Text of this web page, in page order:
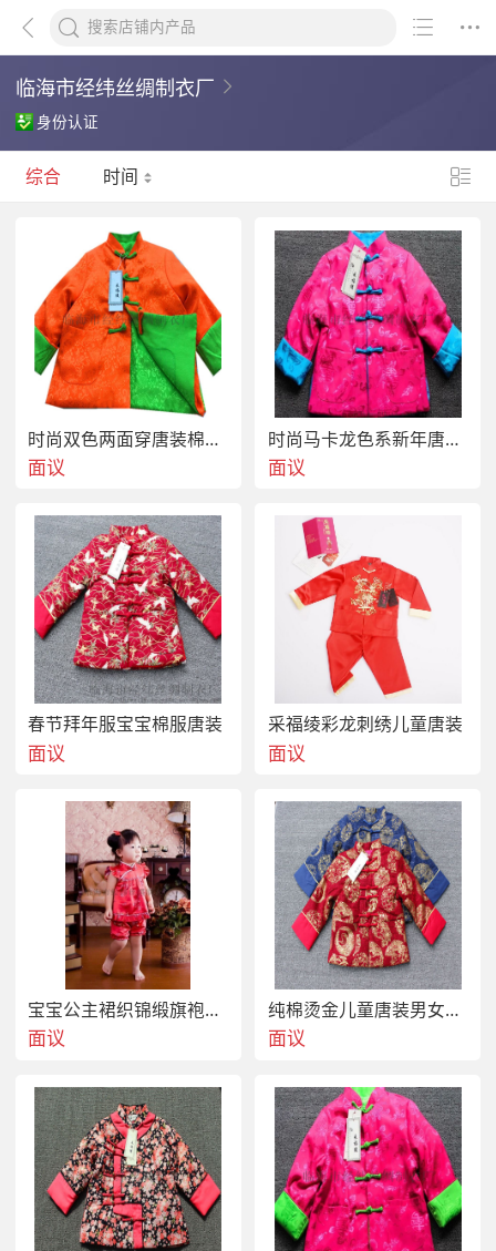
临海市经纬丝绸制衣厂
身份认证
综合 时间
时尚双色两面穿唐装棉袄亲子装
面议
时尚马卡龙色系新年唐装儿童双面撞色棉衣
面议
春节拜年服宝宝棉服唐装
面议
采福绫彩龙刺绣儿童唐装
面议
宝宝公主裙织锦缎旗袍周岁宴会庆生服
面议
纯棉烫金儿童唐装男女宝宝秋冬喜庆棉衣
面议